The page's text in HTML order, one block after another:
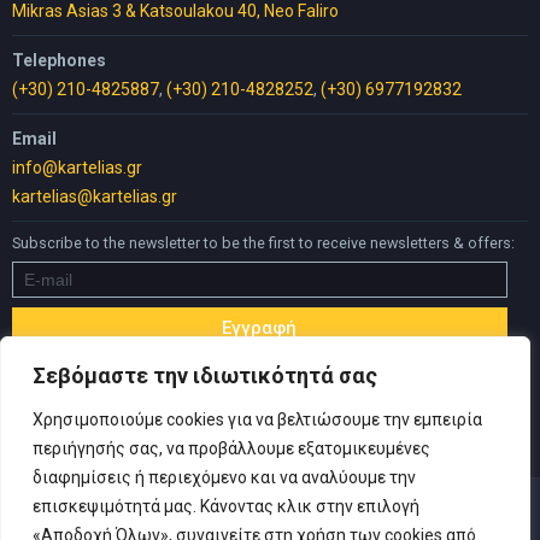
Σεβόμαστε την ιδιωτικότητά σας
Χρησιμοποιούμε cookies για να βελτιώσουμε την εμπειρία
περιήγησής σας, να προβάλλουμε εξατομικευμένες
διαφημίσεις ή περιεχόμενο και να αναλύουμε την
επισκεψιμότητά μας. Κάνοντας κλικ στην επιλογή
«Αποδοχή Όλων», συναινείτε στη χρήση των cookies από
Mikras Asias 3 & Katsoulakou 40, Neo Faliro
Telephones
(+30) 210-4825887, (+30) 210-4828252, (+30) 6977192832
Email
info@kartelias.gr
kartelias@kartelias.gr
Subscribe to the newsletter to be the first to receive newsletters & offers: